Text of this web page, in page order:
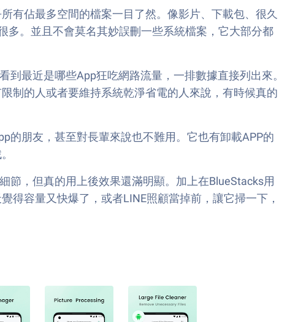
有佔最多空間的檔案一目了然。像影片、下載包、很久
多。並且不會莫名其妙誤刪一些系統檔案，它大部分都
最近是哪些App狂吃網路流量，一排數據直接列出來。
制的人或者要維持系統乾淨省電的人來說，有時候真的
的朋友，甚至對長輩來說也不難用。它也有卸載APP的
節，但真的用上後效果還滿明顯。加上在BlueStacks用
得容量又快爆了，或者LINE照顧當掉前，讓它掃一下，